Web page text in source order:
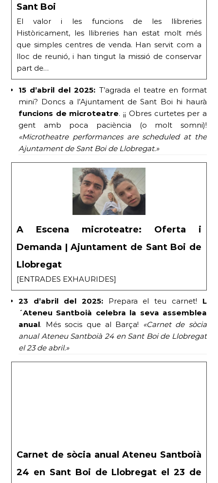
Sant Boi
El valor i les funcions de les llibreries
Històricament, les llibreries han estat molt més
que simples centres de venda. Han servit com a
lloc de reunió, i han tingut la missió de conservar
part de…
15 d’abril del 2025: T’agrada el teatre en format
mini? Doncs a l’Ajuntament de Sant Boi hi haurà
funcions de microteatre. ¡¡ Obres curtetes per a
gent amb poca paciència (o molt somni)!
«Microtheatre performances are scheduled at the
Ajuntament de Sant Boi de Llobregat.»
A Escena microteatre: Oferta i
Demanda | Ajuntament de Sant Boi de
Llobregat
[ENTRADES EXHAURIDES]
23 d’abril del 2025:Prepara el teu carnet! L
´Ateneu Santboià celebra la seva assemblea
anual. Més socis que al Barça!
«Carnet de sòcia
anual Ateneu Santboià 24 en Sant Boi de Llobregat
el 23 de abril.»
Carnet de sòcia anual Ateneu Santboià
24 en Sant Boi de Llobregat el 23 de